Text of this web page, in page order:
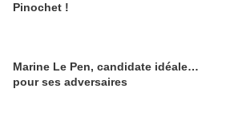
Pinochet !
Marine Le Pen, candidate idéale…
pour ses adversaires